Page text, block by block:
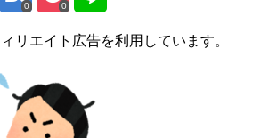
0 0
リエイト広告を利用しています。